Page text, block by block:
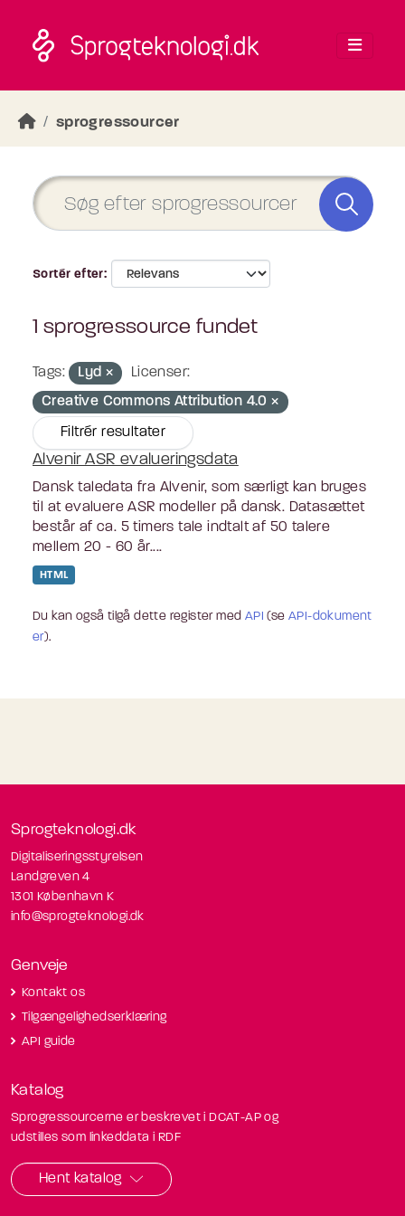
sprogressourcer
Sortér efter
1 sprogressource fundet
Tags: Lyd
Licenser:
Creative Commons Attribution 4.0
Filtrér resultater
Alvenir ASR evalueringsdata
Dansk taledata fra Alvenir, som særligt kan bruges
til at evaluere ASR modeller på dansk. Datasættet
består af ca. 5 timers tale indtalt af 50 talere
mellem 20 - 60 år....
HTML
Du kan også tilgå dette register med API (seAPI-dokument
er).
Sprogteknologi.dk
Digitaliseringsstyrelsen
Landgreven 4
1301 København K
info@sprogteknologi.dk
Genveje
Kontakt os
Tilgængelighedserklæring
API guide
Katalog
Sprogressourcerne er beskrevet i DCAT-AP og
udstilles som linkeddata i RDF
Hent katalog